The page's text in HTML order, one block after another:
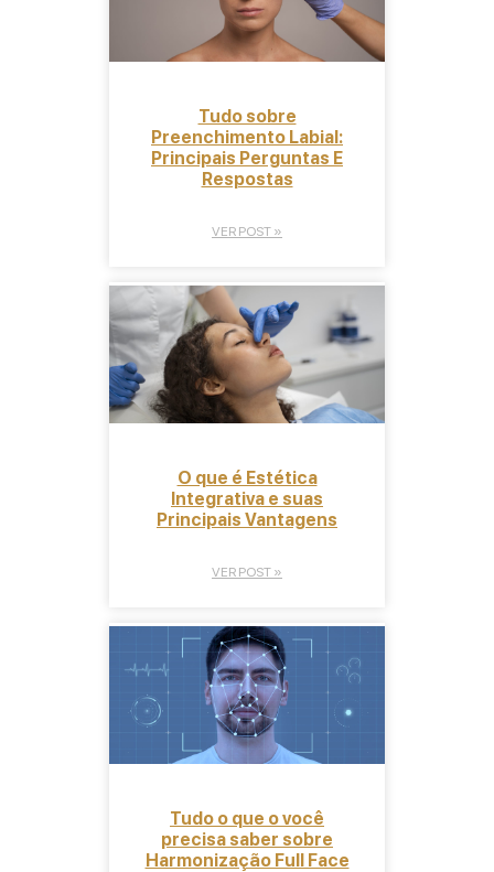
Tudo sobre
Preenchimento Labial:
Principais Perguntas E
Respostas
VER POST »
O que é Estética
Integrativa e suas
Principais Vantagens
VER POST »
Tudo o que o você
precisa saber sobre
Harmonização Full Face